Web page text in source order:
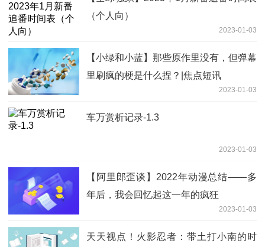
（个人向）
2023-01-03
【小绿和小蓝】那些原作里没有，但弹幕
里刷疯的梗是什么捏？|焦点短讯
2023-01-03
车万赏析记录-1.3
2023-01-03
【阿里郎歪谈】2022年动漫总结——多
年后，我会回忆起这一年的疯狂
2023-01-03
天天视点！火影忍者：带土打小南的时